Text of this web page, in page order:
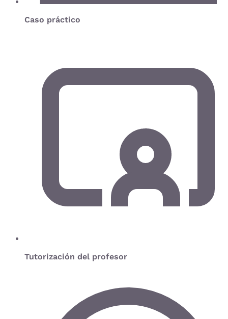
Caso práctico
Tutorización del profesor